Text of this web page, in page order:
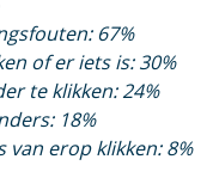
67%
of er iets is: 30%
te klikken: 24%
18%
erop klikken: 8%